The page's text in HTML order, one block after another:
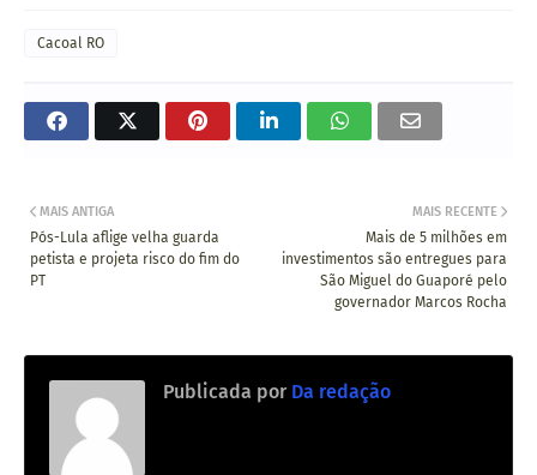
Cacoal RO
MAIS RECENTE
Mais de 5 milhões em
investimentos são entregues para
São Miguel do Guaporé pelo
governador Marcos Rocha
MAIS ANTIGA
Pós-Lula aflige velha guarda
petista e projeta risco do fim do
PT
Publicada por Da redação